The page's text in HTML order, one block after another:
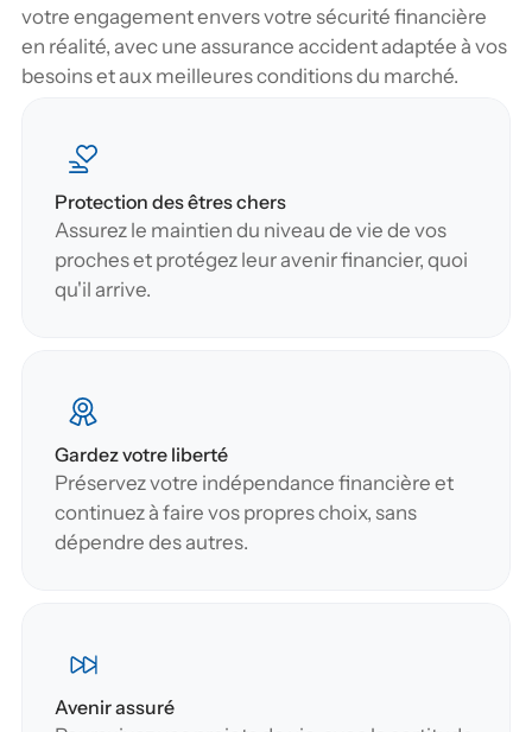
votre engagement envers votre sécurité financière
en réalité, avec une assurance accident adaptée à vos
besoins et aux meilleures conditions du marché.
Protection des êtres chers
Assurez le maintien du niveau de vie de vos
proches et protégez leur avenir financier, quoi
qu'il arrive.
Gardez votre liberté
Préservez votre indépendance financière et
continuez à faire vos propres choix, sans
dépendre des autres.
Avenir assuré